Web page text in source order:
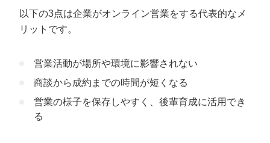
以下の3点は企業がオンライン営業をする代表的なメ
リットです。
営業活動が場所や環境に影響されない
商談から成約までの時間が短くなる
営業の様子を保存しやすく、後輩育成に活用でき
る